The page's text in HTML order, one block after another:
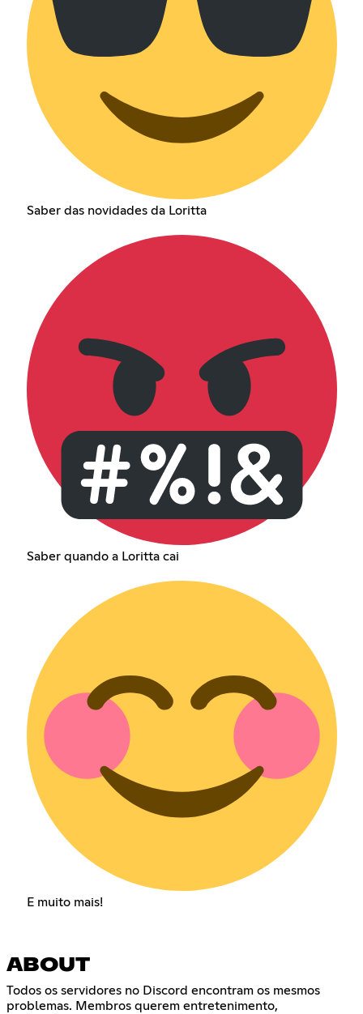
Saber das novidades da Loritta
Saber quando a Loritta cai
E muito mais!
ABOUT
Todos os servidores no Discord encontram os mesmos
problemas. Membros querem entretenimento,